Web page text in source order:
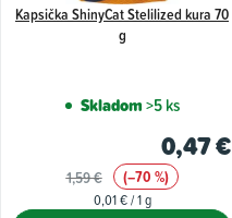
d
r
Kapsička ShinyCat Stelilized kura 70
g
Skladom>5 ks
0,47 €
1,59 € (–70 %)
Jednotková
0,01 € / 1 g